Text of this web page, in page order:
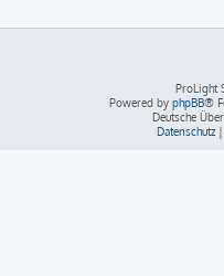
ProLight
Powered by phpBB®
Deutsche
Datenschutz |